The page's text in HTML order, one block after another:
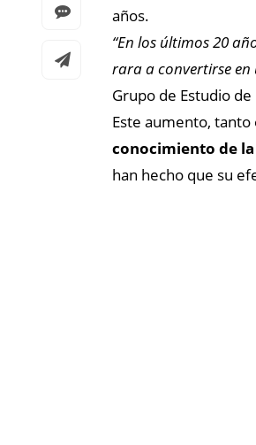
años.
“En los últimos 20
rara a convertirse en
Grupo de Estudio
Este aumento,
conocimiento de
han hecho que su